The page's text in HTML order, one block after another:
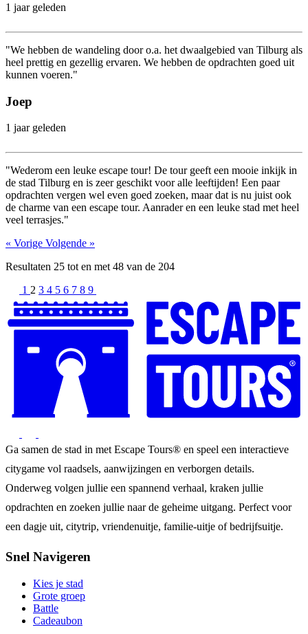
1 jaar geleden
"We hebben de wandeling door o.a. het dwaalgebied van Tilburg als
heel prettig en gezellig ervaren. We hebben de opdrachten goed uit
kunnen voeren."
Joep
1 jaar geleden
"Wederom een leuke escape tour! De tour geeft een mooie inkijk in
de stad Tilburg en is zeer geschikt voor alle leeftijden! Een paar
opdrachten vergen wel even goed zoeken, maar dat is nu juist ook
de charme van een escape tour. Aanrader en een leuke stad met heel
veel terrasjes."
« Vorige Volgende »
Resultaten 25 tot en met48 van de 204
1 2 3 4 5 6 7 8 9
Ga samen de stad in met Escape Tours® en speel een interactieve
citygame vol raadsels, aanwijzingen en verborgen details.
Onderweg volgen jullie een spannend verhaal, kraken jullie
opdrachten en zoeken jullie naar de geheime uitgang. Perfect voor
een dagje uit, citytrip, vriendenuitje, familie-uitje of bedrijfsuitje.
Snel Navigeren
Kies je stad
Grote groep
Battle
Cadeaubon